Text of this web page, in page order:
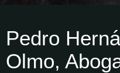
Pedro
Olmo,